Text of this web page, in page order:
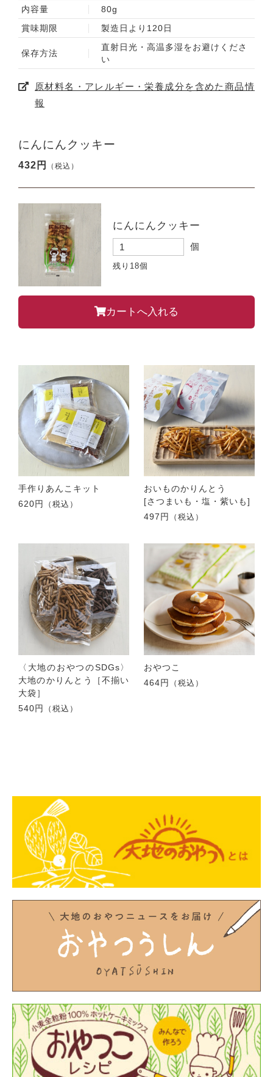
内容量
80g
賞味期限
製造日より120日
保存方法
直射日光・高温多湿をお避けくださ
い
原材料名・アレルギー・栄養成分を含めた商品情
報
にんにんクッキー
432円 （税込）
にんにんクッキー
個
残り18個
カートへ入れる
手作りあんこキット
620円
（税込）
おいものかりんとう
[さつまいも・塩・紫いも]
497円
（税込）
〈大地のおやつのSDGs〉
大地のかりんとう［不揃い
大袋］
540円
（税込）
おやつこ
464円
（税込）